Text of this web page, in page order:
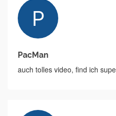
PacMan
auch tolles video, find ich